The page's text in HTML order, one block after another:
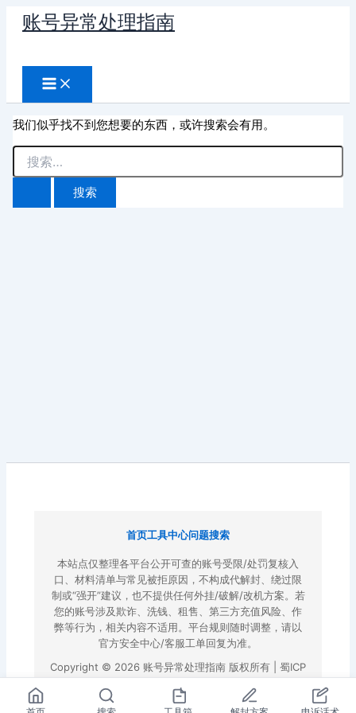
账号异常处理指南
索
我们似乎找不到您想要的东西，或许搜索会有用。
搜
索：
首页工具中心问题搜索
本站点仅整理各平台公开可查的账号受限/处罚复核入
口、材料清单与常见被拒原因，不构成代解封、绕过限
制或“强开”建议，也不提供任何外挂/破解/改机方案。若
您的账号涉及欺诈、洗钱、租售、第三方充值风险、作
弊等行为，相关内容不适用。平台规则随时调整，请以
官方安全中心/客服工单回复为准。
Copyright © 2026 账号异常处理指南 版权所有 | 蜀ICP